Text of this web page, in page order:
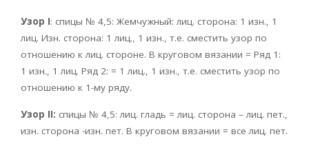
Узор I: спицы № 4,5: Жемчужный: лиц. сторона: 1 изн., 1
лиц. Изн. сторона: 1 лиц., 1 изн., т.е. сместить узор по
отношению к лиц. стороне. В круговом вязании = Ряд 1:
1 изн., 1 лиц. Ряд 2: = 1 лиц., 1 изн., т.е. сместить узор по
отношению к 1-му ряду.
Узор II: спицы № 4,5: лиц. гладь = лиц. сторона – лиц. пет.,
изн. сторона -изн. пет. В круговом вязании = все лиц. пет.